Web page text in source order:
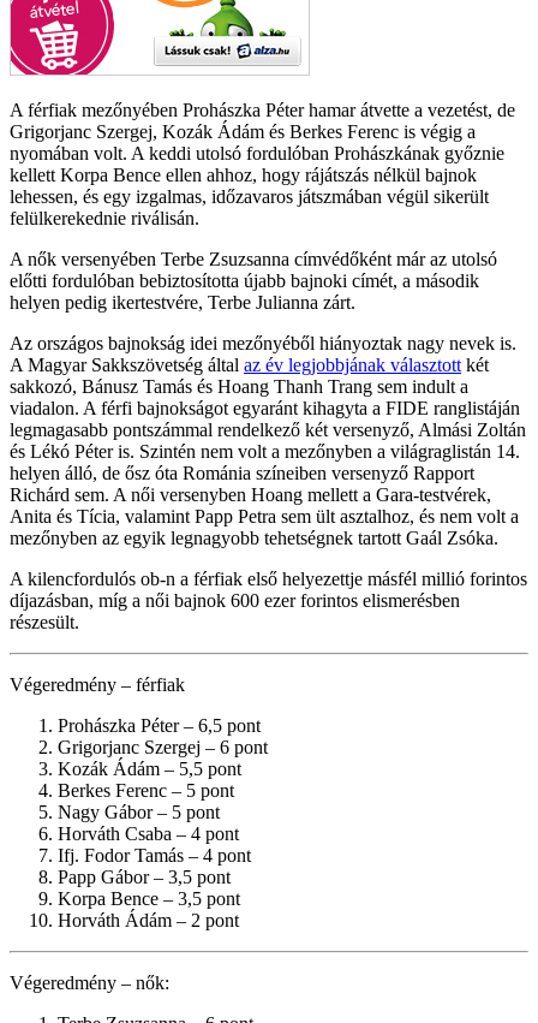
A férfiak mezőnyében Prohászka Péter hamar átvette a vezetést, de
Grigorjanc Szergej, Kozák Ádám és Berkes Ferenc is végig a
nyomában volt. A keddi utolsó fordulóban Prohászkának győznie
kellett Korpa Bence ellen ahhoz, hogy rájátszás nélkül bajnok
lehessen, és egy izgalmas, időzavaros játszmában végül sikerült
felülkerekednie riválisán.
A nők versenyében Terbe Zsuzsanna címvédőként már az utolsó
előtti fordulóban bebiztosította újabb bajnoki címét, a második
helyen pedig ikertestvére, Terbe Julianna zárt.
Az országos bajnokság idei mezőnyéből hiányoztak nagy nevek is.
A Magyar Sakkszövetség által az év legjobbjának választott két
sakkozó, Bánusz Tamás és Hoang Thanh Trang sem indult a
viadalon. A férfi bajnokságot egyaránt kihagyta a FIDE ranglistáján
legmagasabb pontszámmal rendelkező két versenyző, Almási Zoltán
és Lékó Péter is. Szintén nem volt a mezőnyben a világraglistán 14.
helyen álló, de ősz óta Románia színeiben versenyző Rapport
Richárd sem. A női versenyben Hoang mellett a Gara-testvérek,
Anita és Tícia, valamint Papp Petra sem ült asztalhoz, és nem volt a
mezőnyben az egyik legnagyobb tehetségnek tartott Gaál Zsóka.
A kilencfordulós ob-n a férfiak első helyezettje másfél millió forintos
díjazásban, míg a női bajnok 600 ezer forintos elismerésben
részesült.
Végeredmény – férfiak
Prohászka Péter – 6,5 pont
Grigorjanc Szergej – 6 pont
Kozák Ádám – 5,5 pont
Berkes Ferenc – 5 pont
Nagy Gábor – 5 pont
Horváth Csaba – 4 pont
Ifj. Fodor Tamás – 4 pont
Papp Gábor – 3,5 pont
Korpa Bence – 3,5 pont
Horváth Ádám – 2 pont
Végeredmény – nők: